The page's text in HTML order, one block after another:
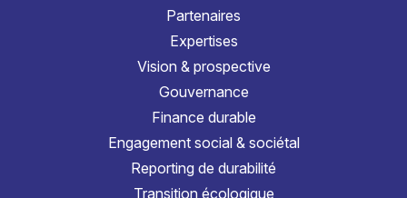
Partenaires
Expertises
Vision & prospective
Gouvernance
Finance durable
Engagement social & sociétal
Reporting de durabilité
Transition écologique